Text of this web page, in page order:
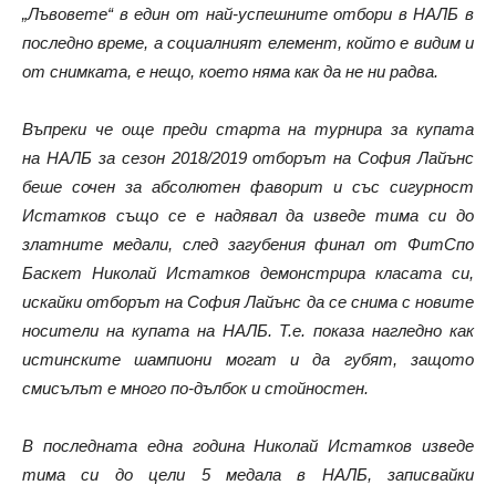
„Лъвовете“ в един от най-успешните отбори в НАЛБ в
последно време, а социалният елемент, който е видим и
от снимката, е нещо, което няма как да не ни радва.
Въпреки че още преди старта на турнира за купата
на НАЛБ за сезон 2018/2019 отборът на София Лайънс
беше сочен за абсолютен фаворит и със сигурност
Истатков също се е надявал да изведе тима си до
златните медали, след загубения финал от ФитСпо
Баскет Николай Истатков демонстрира класата си,
искайки отборът на София Лайънс да се снима с новите
носители на купата на НАЛБ. Т.е. показа нагледно как
истинските шампиони могат и да губят, защото
смисълът е много по-дълбок и стойностен.
В последната една година Николай Истатков изведе
тима си до цели 5 медала в НАЛБ, записвайки